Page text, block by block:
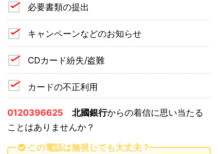
必要書類の提出
キャンペーンなどのお知らせ
CDカード紛失/盗難
カードの不正利用
0120396625 北國銀行からの着信に思い当たる
ことはありませんか？
この電話は無視しても大丈夫？